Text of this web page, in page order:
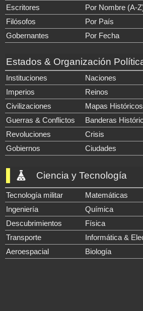
Escritores
Por Nombre (A-
Filósofos
Por País
Gobernantes
Por Fecha
Estados & Organización
Instituciones
Naciones
Imperios
Reinos
Civilizaciones
Mapas Históricos
Guerras & Conflictos
Banderas
Revoluciones
Crisis
Gobiernos
Ciudades
Ciencia y Tecnología
Tecnología militar
Matemáticas
Ingeniería
Química
Descubrimientos
Física
Transporte
Informática &
Aeroespacial
Biología